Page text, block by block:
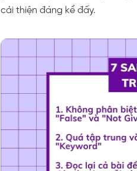
cải thiện đáng kể đấy.